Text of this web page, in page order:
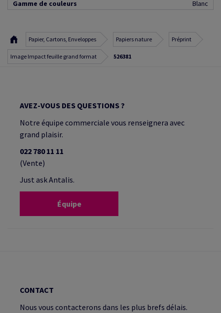
Gamme de couleurs Blanc
Papier, Cartons, Enveloppes Papiers nature Préprint
Image Impact feuille grand format 526381
AVEZ-VOUS DES QUESTIONS ?
Notre équipe commerciale vous renseignera avec
grand plaisir.
022 780 11 11
(Vente)
Just ask Antalis.
Équipe
CONTACT
Nous vous contacterons dans les plus brefs délais.